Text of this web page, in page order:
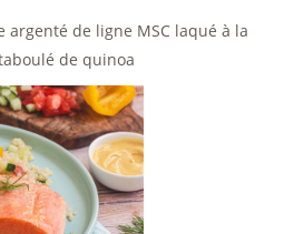
argenté de ligne MSC laqué à la
de quinoa